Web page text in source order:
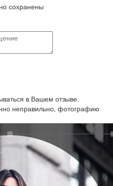
сохранены
в Вашем отзыве.
неправильно, фотографию